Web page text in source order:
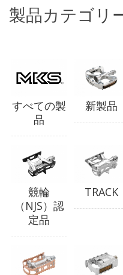
製品カテゴリ
すべての製
品
新製品
競輪
（NJS）認
定品
TRACK